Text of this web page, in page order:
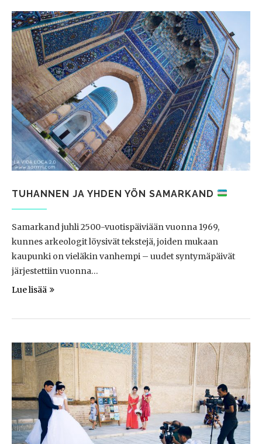
TUHANNEN JA YHDEN YÖN SAMARKAND
Samarkand juhli 2500-vuotispäiviään vuonna 1969,
kunnes arkeologit löysivät tekstejä, joiden mukaan
kaupunki on vieläkin vanhempi – uudet syntymäpäivät
järjestettiin vuonna…
Lue lisää